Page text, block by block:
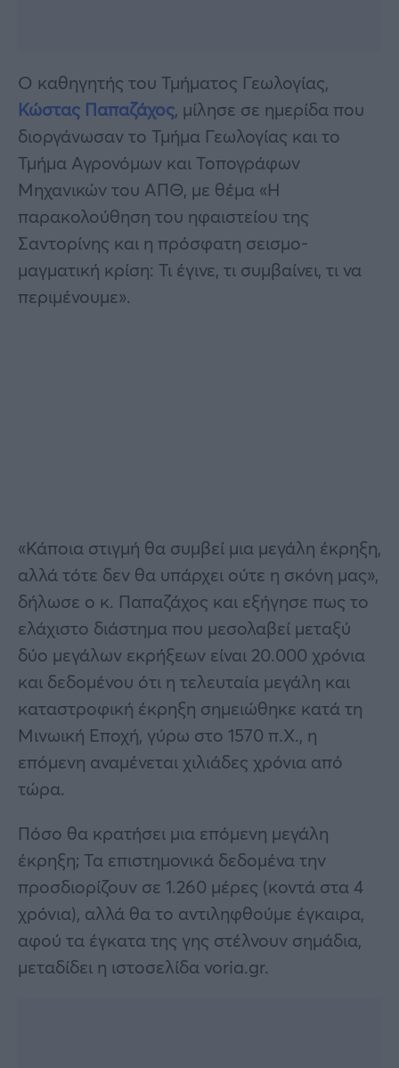
O καθηγητής του Τμήματος Γεωλογίας,
Κώστας Παπαζάχος, μίλησε σε ημερίδα που
διοργάνωσαν το Τμήμα Γεωλογίας και το
Τμήμα Αγρονόμων και Τοπογράφων
Μηχανικών του ΑΠΘ, με θέμα «Η
παρακολούθηση του ηφαιστείου της
Σαντορίνης και η πρόσφατη σεισμο-
μαγματική κρίση: Τι έγινε, τι συμβαίνει, τι να
περιμένουμε».
«Κάποια στιγμή θα συμβεί μια μεγάλη έκρηξη,
αλλά τότε δεν θα υπάρχει ούτε η σκόνη μας»,
δήλωσε ο κ. Παπαζάχος και εξήγησε πως το
ελάχιστο διάστημα που μεσολαβεί μεταξύ
δύο μεγάλων εκρήξεων είναι 20.000 χρόνια
και δεδομένου ότι η τελευταία μεγάλη και
καταστροφική έκρηξη σημειώθηκε κατά τη
Μινωική Εποχή, γύρω στο 1570 π.Χ., η
επόμενη αναμένεται χιλιάδες χρόνια από
τώρα.
Πόσο θα κρατήσει μια επόμενη μεγάλη
έκρηξη; Τα επιστημονικά δεδομένα την
προσδιορίζουν σε 1.260 μέρες (κοντά στα 4
χρόνια), αλλά θα το αντιληφθούμε έγκαιρα,
αφού τα έγκατα της γης στέλνουν σημάδια,
μεταδίδει η ιστοσελίδα voria.gr.